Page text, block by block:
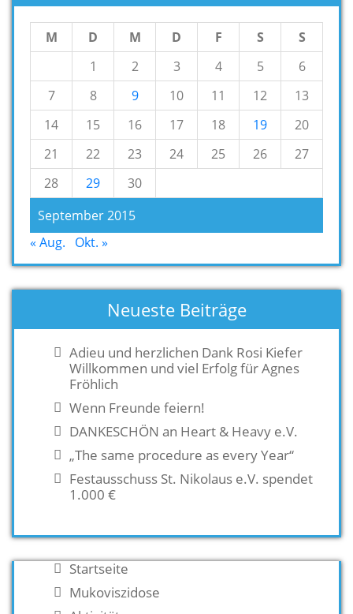
September 2015
M D M D F S
S
1
2 3 4 5
6
7
8 9 10 11 12
13
14
15 16 17 18 19
20
21
22 23 24 25 26
27
28
29 30
« Aug. Okt. »
Neueste Beiträge
Adieu und herzlichen Dank Rosi Kiefer
Willkommen und viel Erfolg für Agnes
Fröhlich
Wenn Freunde feiern!
DANKESCHÖN an Heart & Heavy e.V.
„The same procedure as every Year“
Festausschuss St. Nikolaus e.V. spendet
1.000 €
Startseite
Mukoviszidose